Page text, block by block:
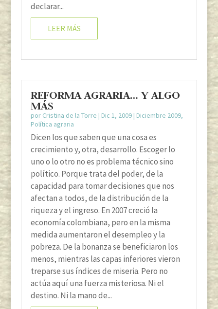
declarar...
LEER MÁS
REFORMA AGRARIA… Y ALGO
MÁS
por Cristina de la Torre | Dic 1, 2009| Diciembre 2009,
Política agraria
Dicen los que saben que una cosa es
crecimiento y, otra, desarrollo. Escoger lo
uno o lo otro no es problema técnico sino
político. Porque trata del poder, de la
capacidad para tomar decisiones que nos
afectan a todos, de la distribución de la
riqueza y el ingreso. En 2007 creció la
economía colombiana, pero en la misma
medida aumentaron el desempleo y la
pobreza. De la bonanza se beneficiaron los
menos, mientras las capas inferiores vieron
treparse sus índices de miseria. Pero no
actúa aquí una fuerza misteriosa. Ni el
destino. Ni la mano de...